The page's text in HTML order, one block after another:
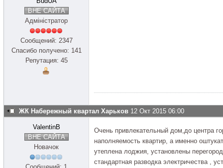
ВНЕ САЙТА
Адміністратор
Сообщений: 2347
Спасибо получено: 141
Репутация: 45
ЖК Набережный квартал Харьков 12 Окт 2015 06:00
ValentinB
ВНЕ САЙТА
Новачок
Очень привлекательный дом,до центра
наполняемость квартир, а именно
утеплена лоджия, установлены
стандартная разводка электричества ,